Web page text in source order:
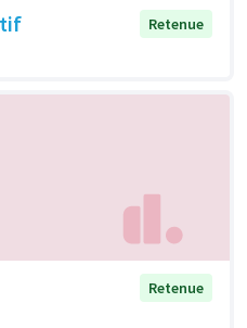
Retenue
Retenue